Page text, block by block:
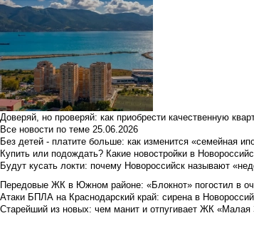
Доверяй, но проверяй: как приобрести качественную
Все новости по теме 25.06.2026
Без детей - платите больше: как изменится «семейная
Купить или подождать? Какие новостройки в
Будут кусать локти: почему Новороссийск называют
Передовые ЖК в Южном районе: «Блокнот» погостил в
Атаки БПЛА на Краснодарский край: сирена в
Старейший из новых: чем манит и отпугивает ЖК «Малая